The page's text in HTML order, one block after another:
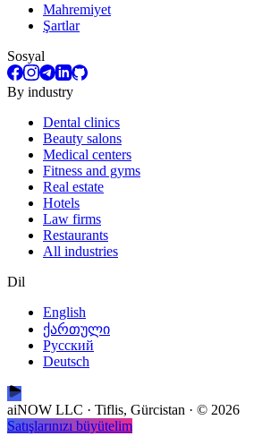
Mahremiyet
Şartlar
Sosyal
By industry
Dental clinics
Beauty salons
Medical centers
Fitness and gyms
Real estate
Hotels
Law firms
Restaurants
All industries
Dil
English
ქართული
Русский
Deutsch
aiNOW LLC · Tiflis, Gürcistan · © 2026
Satışlarınızı büyütelim